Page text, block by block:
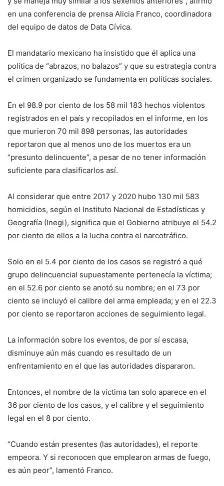
en una conferencia de prensa Alicia Franco, coordinadora
del equipo de datos de Data Cívica.
El mandatario mexicano ha insistido que él aplica una
política de “abrazos, no balazos” y que su estrategia contra
el crimen organizado se fundamenta en políticas sociales.
En el 98.9 por ciento de los 58 mil 183 hechos violentos
registrados en el país y recopilados en el informe, en los
que murieron 70 mil 898 personas, las autoridades
reportaron que al menos uno de los muertos era un
“presunto delincuente”, a pesar de no tener información
suficiente para clasificarlos así.
Al considerar que entre 2017 y 2020 hubo 130 mil 583
homicidios, según el Instituto Nacional de Estadísticas y
Geografía (Inegi), significa que el Gobierno atribuye el 54.2
por ciento de ellos a la lucha contra el narcotráfico.
Solo en el 5.4 por ciento de los casos se registró a qué
grupo delincuencial supuestamente pertenecía la víctima;
en el 52.6 por ciento se anotó su nombre; en el 73 por
ciento se incluyó el calibre del arma empleada; y en el 22.3
por ciento se reportaron acciones de seguimiento legal.
La información sobre los eventos, de por sí escasa,
disminuye aún más cuando es resultado de un
enfrentamiento en el que las autoridades dispararon.
Entonces, el nombre de la víctima tan solo aparece en el
36 por ciento de los casos, y el calibre y el seguimiento
legal en el 8 por ciento.
“Cuando están presentes (las autoridades), el reporte
empeora. Y si reconocen que emplearon armas de fuego,
es aún peor”, lamentó Franco.